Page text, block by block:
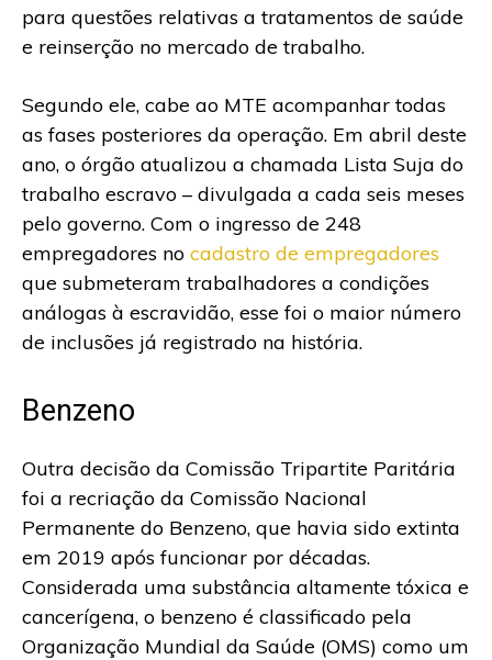
para questões relativas a tratamentos de saúde
e reinserção no mercado de trabalho.
Segundo ele, cabe ao MTE acompanhar todas
as fases posteriores da operação. Em abril deste
ano, o órgão atualizou a chamada Lista Suja do
trabalho escravo – divulgada a cada seis meses
pelo governo. Com o ingresso de 248
empregadores no cadastro de empregadores
que submeteram trabalhadores a condições
análogas à escravidão, esse foi o maior número
de inclusões já registrado na história.
Benzeno
Outra decisão da Comissão Tripartite Paritária
foi a recriação da Comissão Nacional
Permanente do Benzeno, que havia sido extinta
em 2019 após funcionar por décadas.
Considerada uma substância altamente tóxica e
cancerígena, o benzeno é classificado pela
Organização Mundial da Saúde (OMS) como um